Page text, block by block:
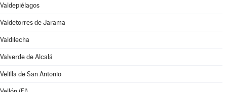
Valdepiélagos
Valdetorres de Jarama
Valdilecha
Valverde de Alcalá
Velilla de San Antonio